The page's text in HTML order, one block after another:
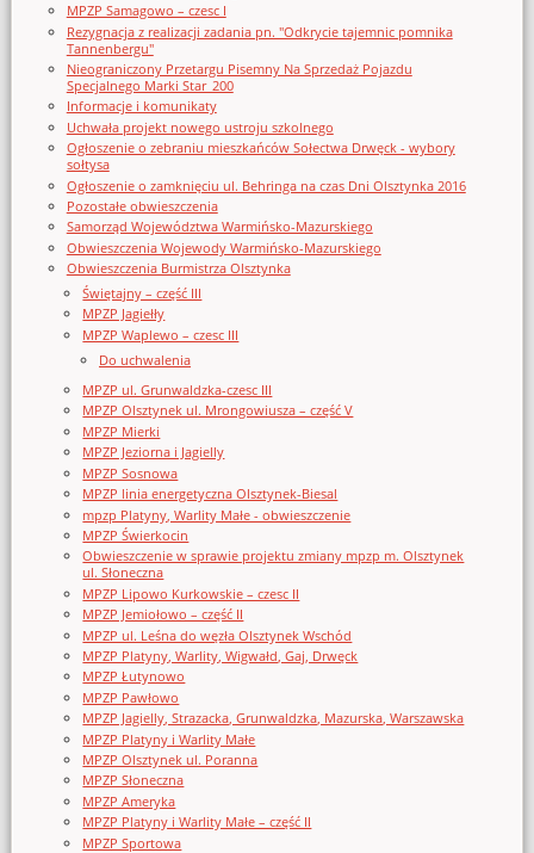
MPZP Samagowo – czesc I
Rezygnacja z realizacji zadania pn. "Odkrycie tajemnic pomnika
Tannenbergu"
Nieograniczony Przetargu Pisemny Na Sprzedaż Pojazdu
Specjalnego Marki Star_200
Informacje i komunikaty
Uchwała projekt nowego ustroju szkolnego
Ogłoszenie o zebraniu mieszkańców Sołectwa Drwęck - wybory
sołtysa
Ogłoszenie o zamknięciu ul. Behringa na czas Dni Olsztynka 2016
Pozostałe obwieszczenia
Samorząd Województwa Warmińsko-Mazurskiego
Obwieszczenia Wojewody Warmińsko-Mazurskiego
Obwieszczenia Burmistrza Olsztynka
Świętajny – część III
MPZP Jagiełły
MPZP Waplewo – czesc III
Do uchwalenia
MPZP ul. Grunwaldzka-czesc III
MPZP Olsztynek ul. Mrongowiusza – część V
MPZP Mierki
MPZP Jeziorna i Jagielly
MPZP Sosnowa
MPZP linia energetyczna Olsztynek-Biesal
mpzp Platyny, Warlity Małe - obwieszczenie
MPZP Świerkocin
Obwieszczenie w sprawie projektu zmiany mpzp m. Olsztynek
ul. Słoneczna
MPZP Lipowo Kurkowskie – czesc II
MPZP Jemiołowo – część II
MPZP ul. Leśna do węzła Olsztynek Wschód
MPZP Platyny, Warlity, Wigwałd, Gaj, Drwęck
MPZP Łutynowo
MPZP Pawłowo
MPZP Jagielly, Strazacka, Grunwaldzka, Mazurska, Warszawska
MPZP Platyny i Warlity Małe
MPZP Olsztynek ul. Poranna
MPZP Słoneczna
MPZP Ameryka
MPZP Platyny i Warlity Małe – część II
MPZP Sportowa